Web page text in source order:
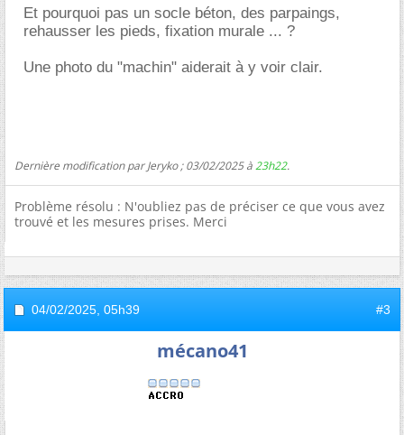
Et pourquoi pas un socle béton, des parpaings,
rehausser les pieds, fixation murale ... ?
Une photo du "machin" aiderait à y voir clair.
Dernière modification par Jeryko ; 03/02/2025 à23h22.
Problème résolu : N'oubliez pas de préciser ce que vous avez
trouvé et les mesures prises. Merci
04/02/2025, 05h39 #3
mécano41